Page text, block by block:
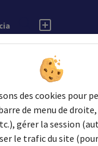
Rechercher
nous
avec un
des cookies pour
de menu de
gérer la session
le trafic du site